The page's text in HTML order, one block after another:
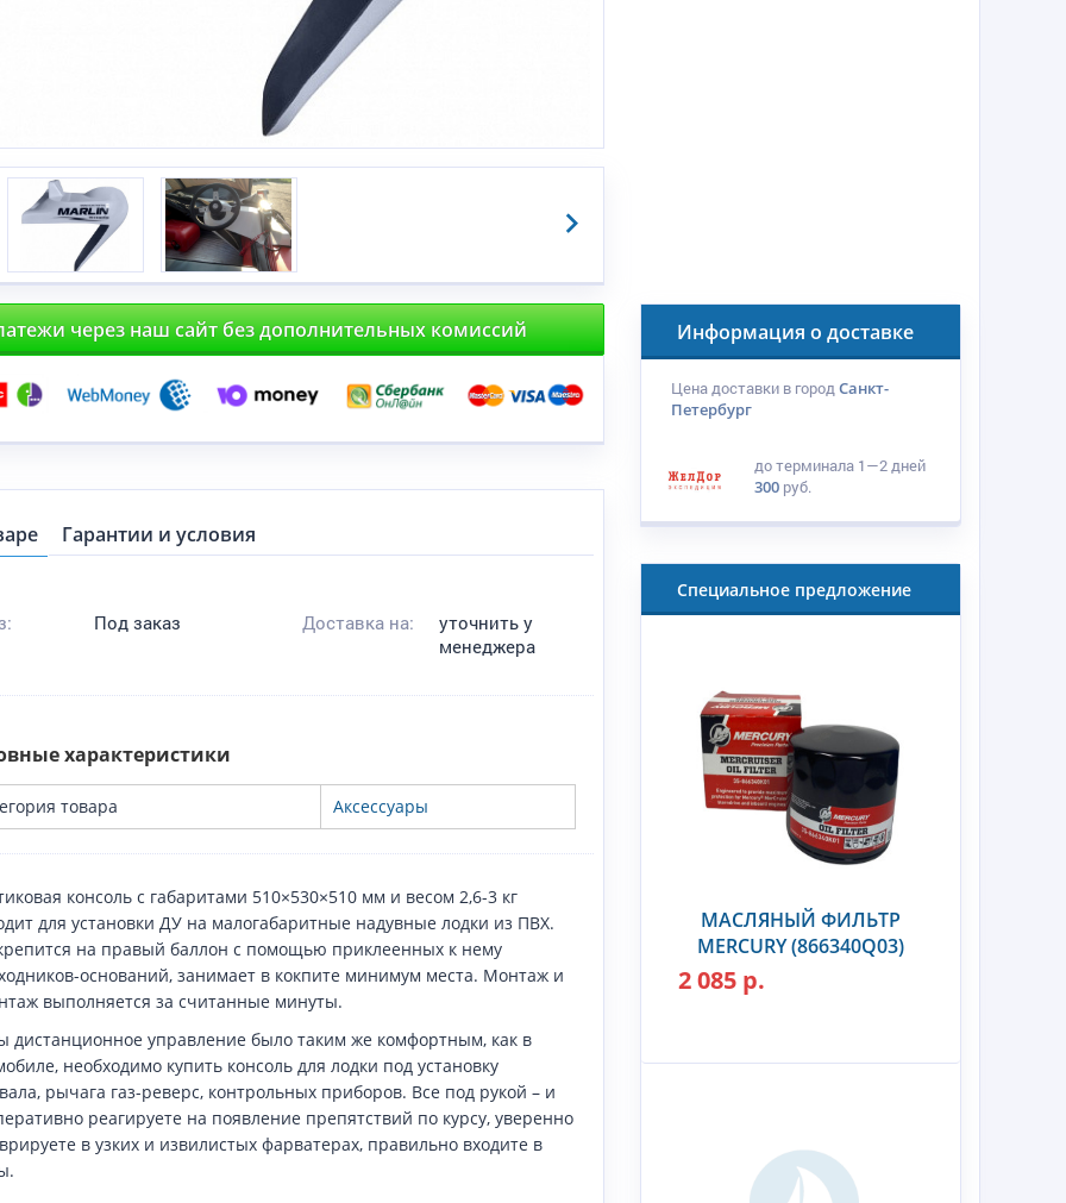
через наш сайт без дополнительных комиссий
Гарантии и условия
Под заказ Доставка на:
уточнить у
менеджера
характеристики
товара Аксессуары
консоль с габаритами 510×530×510 мм и весом 2,6-3 кг
для установки ДУ на малогабаритные надувные лодки из ПВХ.
на правый баллон с помощью приклеенных к нему
оснований, занимает в кокпите минимум места. Монтаж и
выполняется за считанные минуты.
дистанционное управление было таким же комфортным, как в
необходимо купить консоль для лодки под установку
рычага газ-реверс, контрольных приборов. Все под рукой – и
реагируете на появление препятствий по курсу, уверенно
в узких и извилистых фарватерах, правильно входите в
Информация о доставке
Цена доставки в городСанкт-
Петербург
до терминала 1—2 дней
300 руб.
Специальное предложение
МАСЛЯНЫЙ ФИЛЬТР
MERCURY (866340Q03)
2 085 р.